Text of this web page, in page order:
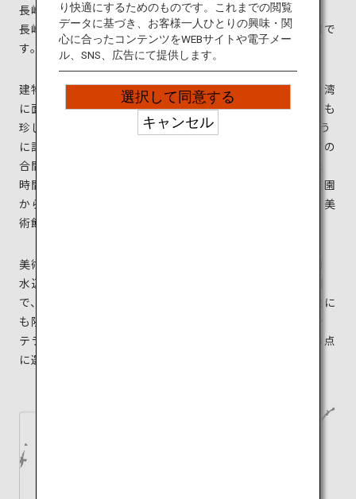
長崎県。その中核となる長崎市にある長崎県美術館は、
長崎ゆかりの美術とスペイン美術を主に所蔵する美術館で
す。
建物は日本を代表する建築家・隈研吾のデザイン。長崎湾
に面した立地にあり、運河をまたいで建てられた世界でも
珍しい美術館建築です。2つに分かれた建物をつなぐよう
に設けられた「橋の回廊」にはカフェがあり、美術鑑賞の
合間に、長崎の風景や運河を眺めながらゆったりとした
時間を過ごすことができます。また、緑あふれる屋上庭園
からは長崎港が一望でき、夜間にはライトアップされた美
術館と美しい街の夜景が見渡せます。
美術館を訪れた後は、すぐ隣に位置する緑豊かな「長崎
水辺の森公園」を散策して。潮風を感じる開放的な公園
で、夏には水遊びを楽しめるスポットも。長崎市には他に
も隈研吾が手がけた全室オーシャンビューの「ガーデン
テラス長崎ホテル＆リゾート」もあるので、ぜひ旅の拠点
に選んでみてはいかがでしょう。
り快適にするためのものです。これまでの閲覧
データに基づき、お客様一人ひとりの興味・関
心に合ったコンテンツをWEBサイトや電子メー
ル、SNS、広告にて提供します。
選択して同意する
キャンセル